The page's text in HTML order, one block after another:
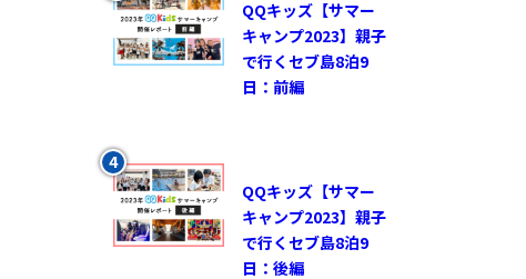
QQキッズ【サマー
キャンプ2023】親子
で行くセブ島8泊9
日：前編
QQキッズ【サマー
キャンプ2023】親子
で行くセブ島8泊9
日：後編